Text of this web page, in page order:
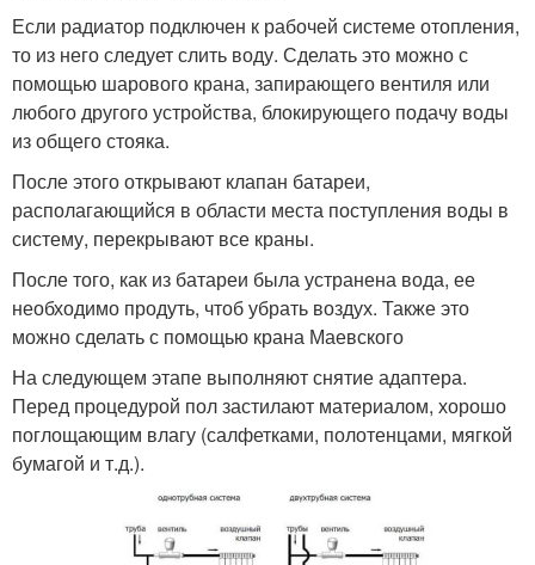
Если радиатор подключен к рабочей системе отопления,
то из него следует слить воду. Сделать это можно с
помощью шарового крана, запирающего вентиля или
любого другого устройства, блокирующего подачу воды
из общего стояка.
После этого открывают клапан батареи,
располагающийся в области места поступления воды в
систему, перекрывают все краны.
После того, как из батареи была устранена вода, ее
необходимо продуть, чтоб убрать воздух. Также это
можно сделать с помощью крана Маевского
На следующем этапе выполняют снятие адаптера.
Перед процедурой пол застилают материалом, хорошо
поглощающим влагу (салфетками, полотенцами, мягкой
бумагой и т.д.).